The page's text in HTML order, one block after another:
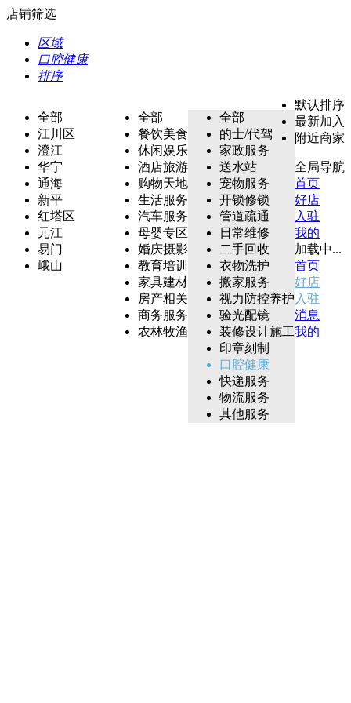
店铺筛选
区域
口腔健康
排序
全部
江川区
澄江
华宁
通海
新平
红塔区
元江
易门
峨山
全部
餐饮美食
休闲娱乐
酒店旅游
购物天地
生活服务
汽车服务
母婴专区
婚庆摄影
教育培训
家具建材
房产相关
商务服务
农林牧渔
全部
的士/代驾
家政服务
送水站
宠物服务
开锁修锁
管道疏通
日常维修
二手回收
衣物洗护
搬家服务
视力防控养护
验光配镜
装修设计施工
印章刻制
口腔健康
快递服务
物流服务
其他服务
默认排序
最新加入
附近商家
全局导航
首页
好店
入驻
我的
加载中...
首页
好店
入驻
消息
我的